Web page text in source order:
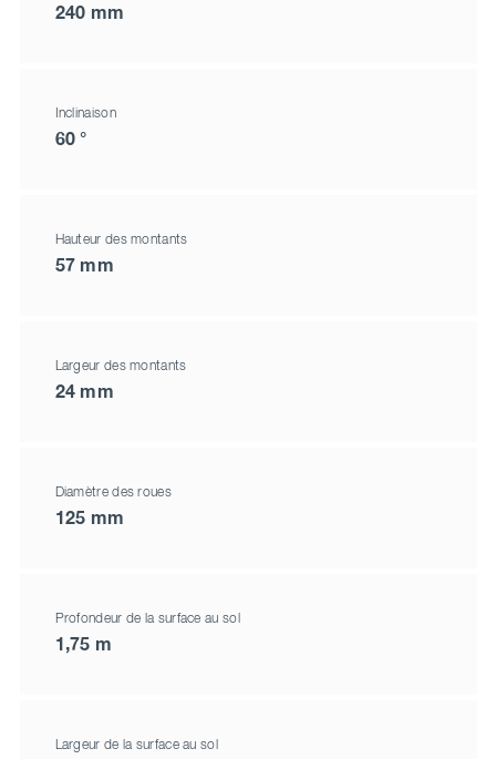
240 mm
Inclinaison
60 °
Hauteur des montants
57 mm
Largeur des montants
24 mm
Diamètre des roues
125 mm
Profondeur de la surface au sol
1,75 m
Largeur de la surface au sol